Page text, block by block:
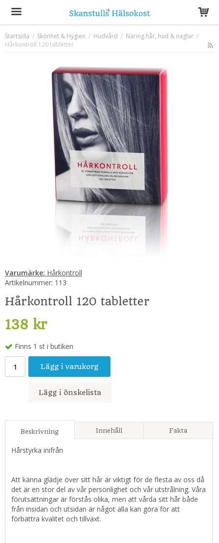
Produkten har blivit tillagd i varukorgen
Startsida / Skönhet & Hygien / Hudvård / Näring hår, hud & naglar /
Hårkontroll 120 tabletter
Varumärke: Hårkontroll
Artikelnummer: 113
Hårkontroll 120 tabletter
138 kr
Finns 1 st i butiken
Lägg i varukorg
Lägg i önskelista
Beskrivning Innehåll Fakta
Hårstyrka inifrån
Att känna glädje över sitt hår är viktigt för de flesta av oss då
det är en stor del av vår personlighet och vår utstrålning. Våra
förutsättningar är förstås olika, men att vårda sitt hår både
från insidan och utsidan är något alla kan göra för att
förbättra kvalitet och tillväxt.